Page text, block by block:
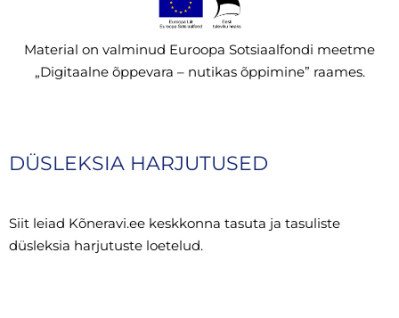
Material on valminud Euroopa Sotsiaalfondi meetme
„Digitaalne õppevara – nutikas õppimine” raames.
DÜSLEKSIA HARJUTUSED
Siit leiad Kõneravi.ee keskkonna tasuta ja tasuliste
düsleksia harjutuste loetelud.